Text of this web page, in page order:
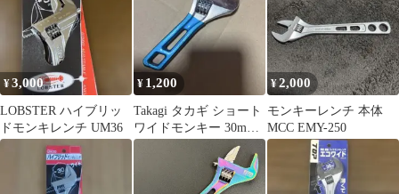
¥3,000
LOBSTER ハイブリッ
ドモンキレンチ UM36
¥ 1,200
Takagi タカギ ショート
ワイドモンキー 30mm
SWM-30
¥2,000
モンキーレンチ 本体
MCC EMY-250